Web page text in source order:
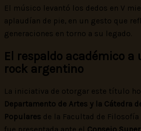
El músico levantó los dedos en V
aplaudían de pie, en un gesto que
generaciones en torno a su legado.
El respaldo académico a
rock argentino
La iniciativa de otorgar este título
Departamento de Artes y la Cátedra
Populares de la Facultad de Filosofía